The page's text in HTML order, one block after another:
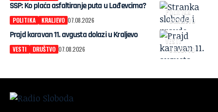
POLITIKA
KRALJEVO
SSP: Ko plaća asfaltiranje puta u Lađevcima?
POLITIKA KRALJEVO 07.08.2026
VESTI
DRUŠTVO
Prajd karavan 11. avgusta dolazi u Kraljevo
VESTI DRUŠTVO 07.08.2026